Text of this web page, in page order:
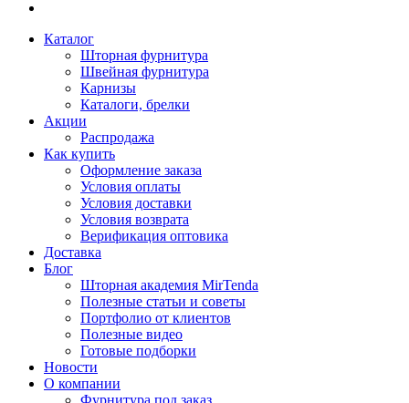
Каталог
Шторная фурнитура
Швейная фурнитура
Карнизы
Каталоги, брелки
Акции
Распродажа
Как купить
Оформление заказа
Условия оплаты
Условия доставки
Условия возврата
Верификация оптовика
Доставка
Блог
Шторная академия MirTenda
Полезные статьи и советы
Портфолио от клиентов
Полезные видео
Готовые подборки
Новости
О компании
Фурнитура под заказ